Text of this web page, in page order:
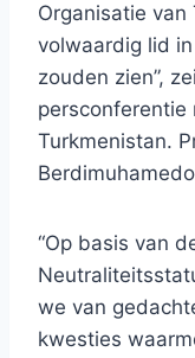
Organisatie van
volwaardig lid
zouden zien”,
persconferentie
Turkmenistan.
“Op basis van
we van
kwesties